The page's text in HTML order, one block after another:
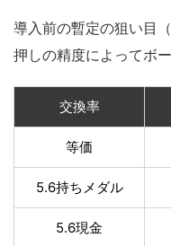
導入前の暫定の狙い目
押しの精度によってボ
交換率
等価
5.6持ちメダル
5.6現金